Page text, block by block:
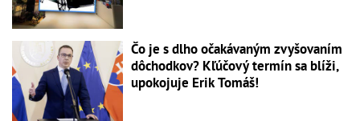
Čo je s dlho očakávaným zvyšovaním
dôchodkov? Kľúčový termín sa blíži,
upokojuje Erik Tomáš!